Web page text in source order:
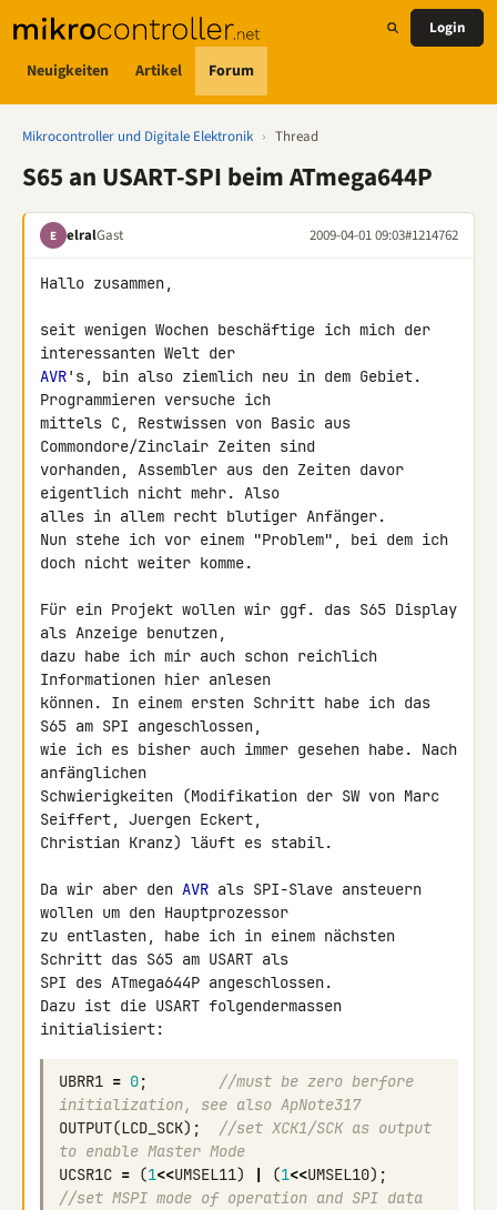
Neuigkeiten Artikel Forum
Login
Mikrocontroller und Digitale Elektronik › Thread
S65 an USART-SPI beim ATmega644P
E elralGast 2009-04-01 09:03#1214762
Hallo zusammen,
seit wenigen Wochen beschäftige ich mich der
AVR's, bin also ziemlich neu in dem Gebiet.
Programmieren versuche ich
mittels C, Restwissen von Basic aus
Commondore/Zinclair Zeiten sind
vorhanden, Assembler aus den Zeiten davor
eigentlich nicht mehr. Also
alles in allem recht blutiger Anfänger.
Nun stehe ich vor einem "Problem", bei dem ich
doch nicht weiter komme.
Für ein Projekt wollen wir ggf. das S65 Display
als Anzeige benutzen,
dazu habe ich mir auch schon reichlich
Informationen hier anlesen
können. In einem ersten Schritt habe ich das
S65 am SPI angeschlossen,
wie ich es bisher auch immer gesehen habe. Nach
anfänglichen
Schwierigkeiten (Modifikation der SW von Marc
Seiffert, Juergen Eckert,
Christian Kranz) läuft es stabil.
Da wir aber den AVR als SPI-Slave ansteuern
wollen um den Hauptprozessor
zu entlasten, habe ich in einem nächsten
Schritt das S65 am USART als
SPI des ATmega644P angeschlossen.
Dazu ist die USART folgendermassen
initialisiert:
UBRR1 = 0;
//must be zero berfore
initialization, see also ApNote317
OUTPUT(LCD_SCK);
//set XCK1/SCK as output
to enable Master Mode
UCSR1C = (1<<UMSEL11) | (1<<UMSEL10);
//set MSPI mode of operation and SPI data